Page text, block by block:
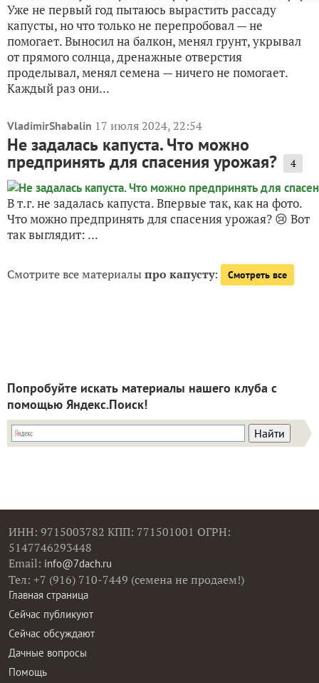
Уже не первый год пытаюсь вырастить рассаду
капусты, но что только не перепробовал — не
помогает. Выносил на балкон, менял грунт, укрывал
от прямого солнца, дренажные отверстия
проделывал, менял семена — ничего не помогает.
Каждый раз они...
VladimirShabalin 17 июля 2024, 22:54
Не задалась капуста. Что можно
предпринять для спасения урожая? 4
В т.г. не задалась капуста. Впервые так, как на фото.
Что можно предпринять для спасения урожая? 😢 Вот
так выглядит: ...
Смотрите все материалыпро капусту: Смотреть все
Попробуйте искать материалы нашего клуба с
помощью Яндекс.Поиск!
ИНН: 9715003782 КПП: 771501001 ОГРН:
5147746293448
Email: info@7dach.ru
Тел: +7 (916) 710-7449 (семена не продаем!)
Главная страница
Сейчас публикуют
Сейчас обсуждают
Дачные вопросы
Помощь